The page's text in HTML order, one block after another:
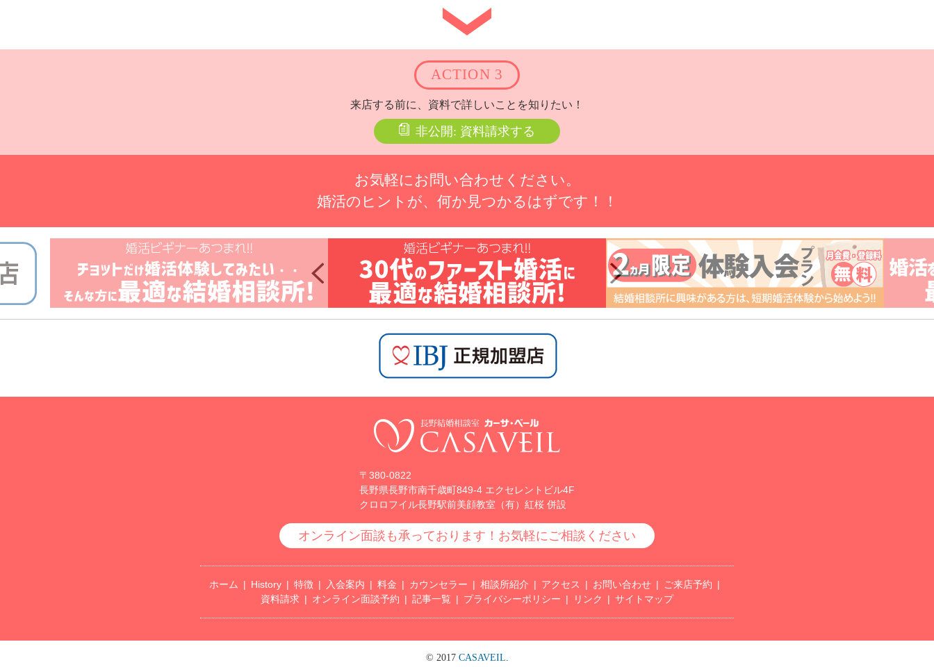
ACTION 3
来店する前に、資料で詳しいことを知りたい！
非公開: 資料請求する
お気軽にお問い合わせください。
婚活のヒントが、何か見つかるはずです！！
〒380-0822
長野県長野市南千歳町849-4 エクセレントビル4F
クロロフイル長野駅前美顔教室（有）紅桜 併設
オンライン面談も承っております！お気軽にご相談ください
ホーム History 特徴 入会案内 料金 カウンセラー 相談所紹介 アクセス お問い合わせ
ご来店予約
資料請求
オンライン面談予約 記事一覧 プライバシーポリシー リンク サイトマップ
© 2017 CASAVEIL.